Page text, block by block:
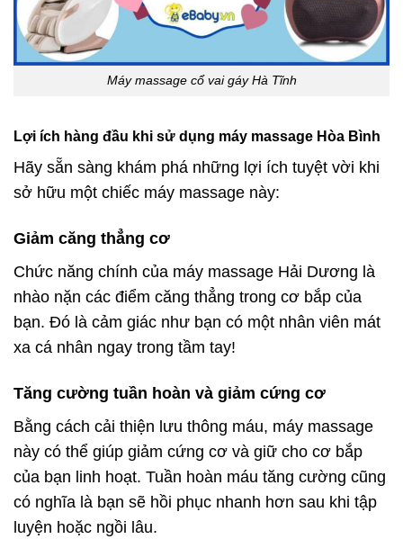
Máy massage cổ vai gáy Hà Tĩnh
Lợi ích hàng đầu khi sử dụng máy massage Hòa Bình
Hãy sẵn sàng khám phá những lợi ích tuyệt vời khi
sở hữu một chiếc máy massage này:
Giảm căng thẳng cơ
Chức năng chính của máy massage Hải Dương là
nhào nặn các điểm căng thẳng trong cơ bắp của
bạn. Đó là cảm giác như bạn có một nhân viên mát
xa cá nhân ngay trong tầm tay!
Tăng cường tuần hoàn và giảm cứng cơ
Bằng cách cải thiện lưu thông máu, máy massage
này có thể giúp giảm cứng cơ và giữ cho cơ bắp
của bạn linh hoạt. Tuần hoàn máu tăng cường cũng
có nghĩa là bạn sẽ hồi phục nhanh hơn sau khi tập
luyện hoặc ngồi lâu.